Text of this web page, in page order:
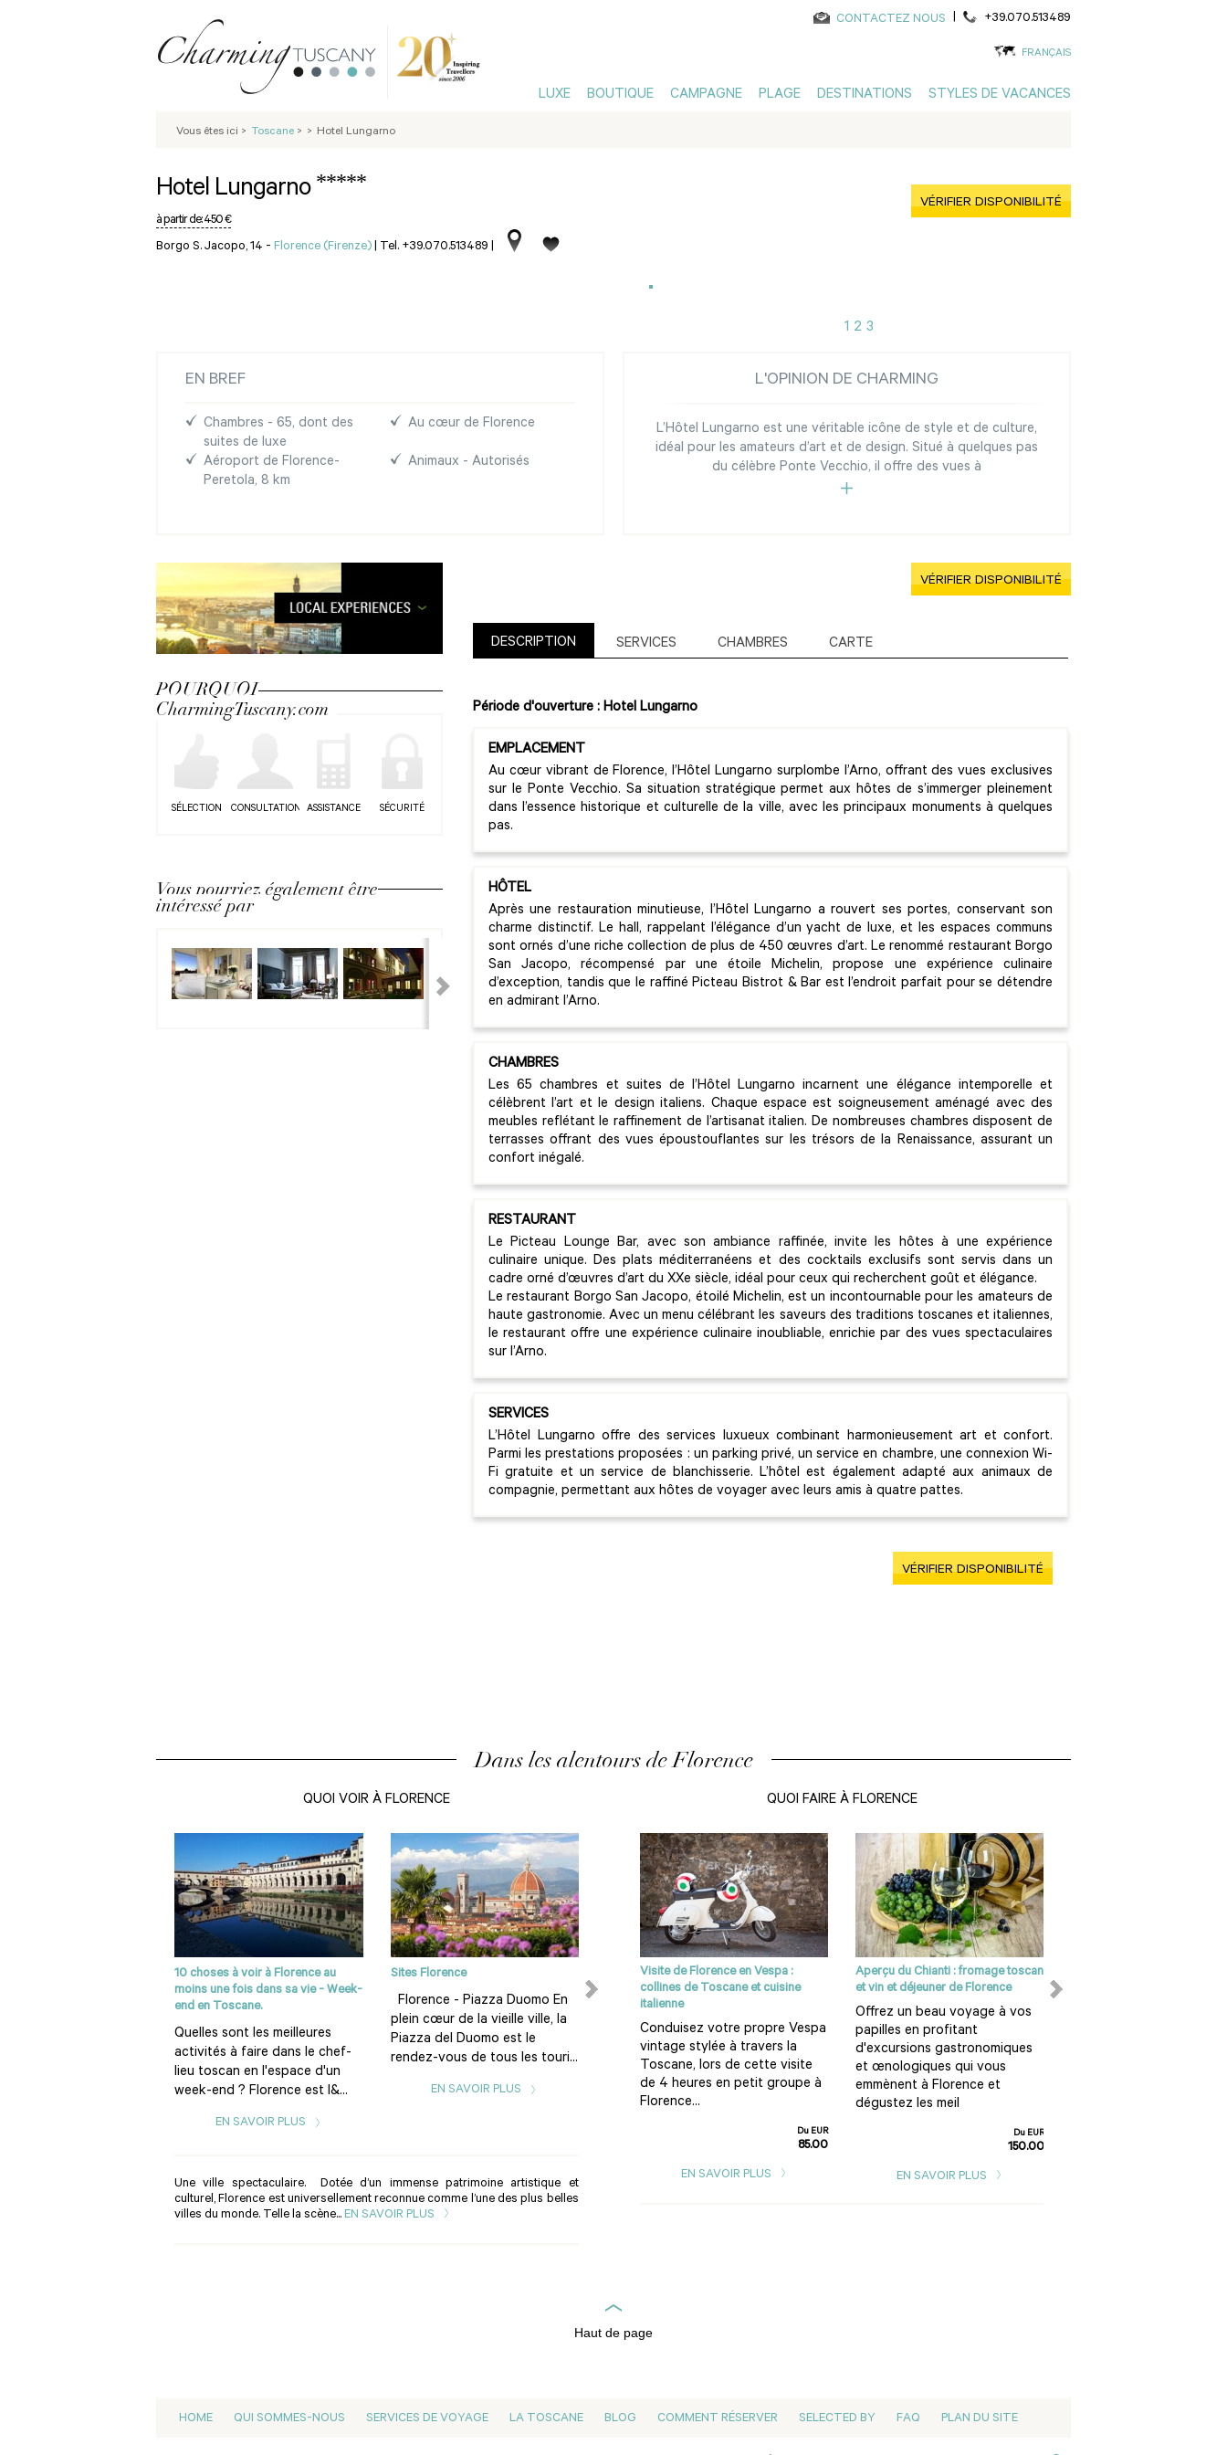
CONTACTEZ NOUS | +39.070.513489
FRANÇAIS
LUXE BOUTIQUE CAMPAGNE PLAGE DESTINATIONS STYLES DE VACANCES
Vous êtes ici > Toscane > > Hotel Lungarno
Hotel Lungarno *****
à partir de:450 €
Borgo S. Jacopo, 14 - Florence (Firenze) | Tel. +39.070.513489 |
VÉRIFIER DISPONIBILITÉ
1 2 3
EN BREF
Chambres - 65, dont des
suites de luxe
Au cœur de Florence
Aéroport de Florence-
Peretola, 8 km
Animaux - Autorisés
L'OPINION DE CHARMING
L’Hôtel Lungarno est une véritable icône de style et de culture,
idéal pour les amateurs d’art et de design. Situé à quelques pas
du célèbre Ponte Vecchio, il offre des vues à
POURQUOI
CharmingTuscany.com
SÉLECTION CONSULTATION ASSISTANCE SÉCURITÉ
Vous pourriez également être
intéressé par
VÉRIFIER DISPONIBILITÉ
DESCRIPTION SERVICES CHAMBRES CARTE
Période d'ouverture : Hotel Lungarno
EMPLACEMENT
Au cœur vibrant de Florence, l’Hôtel Lungarno surplombe l’Arno, offrant des vues exclusives
sur le Ponte Vecchio. Sa situation stratégique permet aux hôtes de s’immerger pleinement
dans l’essence historique et culturelle de la ville, avec les principaux monuments à quelques
pas.
HÔTEL
Après une restauration minutieuse, l’Hôtel Lungarno a rouvert ses portes, conservant son
charme distinctif. Le hall, rappelant l’élégance d’un yacht de luxe, et les espaces communs
sont ornés d’une riche collection de plus de 450 œuvres d’art. Le renommé restaurant Borgo
San Jacopo, récompensé par une étoile Michelin, propose une expérience culinaire
d’exception, tandis que le raffiné Picteau Bistrot & Bar est l’endroit parfait pour se détendre
en admirant l’Arno.
CHAMBRES
Les 65 chambres et suites de l’Hôtel Lungarno incarnent une élégance intemporelle et
célèbrent l’art et le design italiens. Chaque espace est soigneusement aménagé avec des
meubles reflétant le raffinement de l’artisanat italien. De nombreuses chambres disposent de
terrasses offrant des vues époustouflantes sur les trésors de la Renaissance, assurant un
confort inégalé.
RESTAURANT
Le Picteau Lounge Bar, avec son ambiance raffinée, invite les hôtes à une expérience
culinaire unique. Des plats méditerranéens et des cocktails exclusifs sont servis dans un
cadre orné d’œuvres d’art du XXe siècle, idéal pour ceux qui recherchent goût et élégance.
Le restaurant Borgo San Jacopo, étoilé Michelin, est un incontournable pour les amateurs de
haute gastronomie. Avec un menu célébrant les saveurs des traditions toscanes et italiennes,
le restaurant offre une expérience culinaire inoubliable, enrichie par des vues spectaculaires
sur l’Arno.
SERVICES
L’Hôtel Lungarno offre des services luxueux combinant harmonieusement art et confort.
Parmi les prestations proposées : un parking privé, un service en chambre, une connexion Wi-
Fi gratuite et un service de blanchisserie. L’hôtel est également adapté aux animaux de
compagnie, permettant aux hôtes de voyager avec leurs amis à quatre pattes.
VÉRIFIER DISPONIBILITÉ
Dans les alentours de Florence
QUOI VOIR À FLORENCE
10 choses à voir à Florence au
moins une fois dans sa vie - Week-
end en Toscane.
Quelles sont les meilleures
activités à faire dans le chef-
lieu toscan en l'espace d'un
week-end ? Florence est l&...
EN SAVOIR PLUS
Sites Florence
Florence - Piazza Duomo En
plein cœur de la vieille ville, la
Piazza del Duomo est le
rendez-vous de tous les touri...
EN SAVOIR PLUS
Le Chianti
Qu’est-ce que le Chianti ? L’un
des meilleurs vins au monde et
la plus célèbre étiquette
d’Italie. L&rs...
EN SAVOIR PLUS
Une ville spectaculaire. Dotée d’un immense patrimoine artistique et
culturel, Florence est universellement reconnue comme l’une des plus belles
villes du monde. Telle la scène... EN SAVOIR PLUS
QUOI FAIRE À FLORENCE
Visite de Florence en Vespa :
collines de Toscane et cuisine
italienne
Conduisez votre propre Vespa
vintage stylée à travers la
Toscane, lors de cette visite
de 4 heures en petit groupe à
Florence...
Du EUR
85.00
EN SAVOIR PLUS
Aperçu du Chianti : fromage toscan
et vin et déjeuner de Florence
Offrez un beau voyage à vos
papilles en profitant
d'excursions gastronomiques
et œnologiques qui vous
emmènent à Florence et
dégustez les meil
Du EUR
150.00
EN SAVOIR PLUS
Haut de page
HOME QUI SOMMES-NOUS SERVICES DE VOYAGE LA TOSCANE BLOG COMMENT RÉSERVER SELECTED BY FAQ PLAN DU SITE